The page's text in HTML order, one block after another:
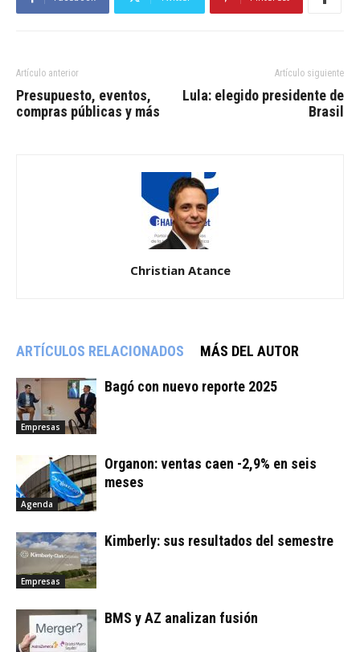
Artículo anterior
Presupuesto, eventos,
compras públicas y más
Artículo siguiente
Lula: elegido presidente de
Brasil
Christian Atance
ARTÍCULOS RELACIONADOS MÁS DEL AUTOR
Empresas
Bagó con nuevo reporte 2025
Agenda
Organon: ventas caen -2,9% en seis
meses
Empresas
Kimberly: sus resultados del semestre
BMS y AZ analizan fusión